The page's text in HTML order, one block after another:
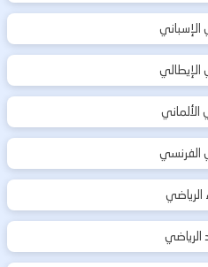
الإسباني
الإيطالي
الألماني
الفرنسي
الرياضي
الرياضي